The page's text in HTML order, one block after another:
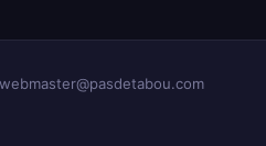
webmaster@pasdetabou.com